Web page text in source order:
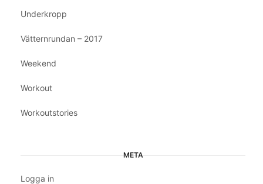
Underkropp
Vätternrundan – 2017
Weekend
Workout
Workoutstories
META
Logga in